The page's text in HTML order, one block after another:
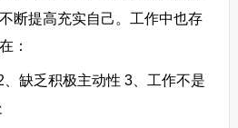
断提高充实自己。工作中也存
：
缺乏积极主动性 3、工作不是